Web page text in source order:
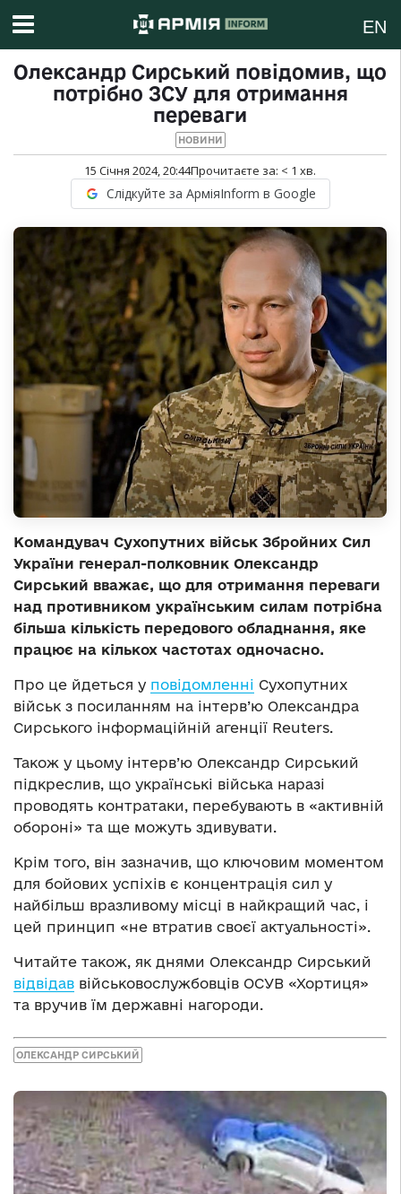
EN
Олександр Сирський повідомив, що
потрібно ЗСУ для отримання
переваги
НОВИНИ
15 Січня 2024, 20:44Прочитаєте за: < 1 хв.
Слідкуйте за АрміяInform в Google
Командувач Сухопутних військ Збройних Сил
України генерал-полковник Олександр
Сирський вважає, що для отримання переваги
над противником українським силам потрібна
більша кількість передового обладнання, яке
працює на кількох частотах одночасно.
Про це йдеться у повідомленні Сухопутних
військ з посиланням на інтерв’ю Олександра
Сирського інформаційній агенції Reuters.
Також у цьому інтерв’ю Олександр Сирський
підкреслив, що українські війська наразі
проводять контратаки, перебувають в «активній
обороні» та ще можуть здивувати.
Крім того, він зазначив, що ключовим моментом
для бойових успіхів є концентрація сил у
найбільш вразливому місці в найкращий час, і
цей принцип «не втратив своєї актуальності».
Читайте також, як днями Олександр Сирський
відвідав військовослужбовців ОСУВ «Хортиця»
та вручив їм державні нагороди.
ОЛЕКСАНДР СИРСЬКИЙ